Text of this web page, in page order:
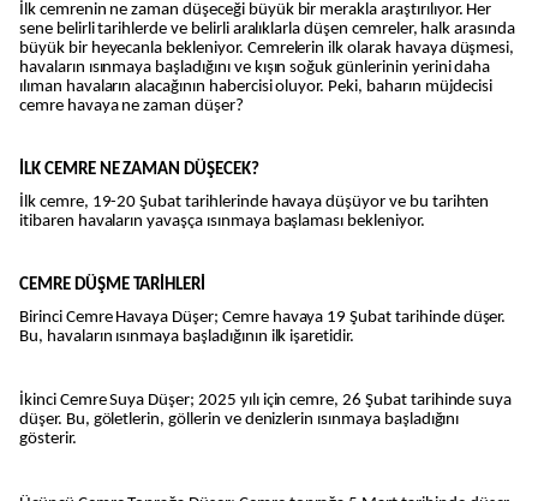
İlk cemrenin ne zaman düşeceği büyük bir merakla araştırılıyor. Her
sene belirli tarihlerde ve belirli aralıklarla düşen cemreler, halk arasında
büyük bir heyecanla bekleniyor. Cemrelerin ilk olarak havaya düşmesi,
havaların ısınmaya başladığını ve kışın soğuk günlerinin yerini daha
ılıman havaların alacağının habercisi oluyor. Peki, baharın müjdecisi
cemre havaya ne zaman düşer?
İLK CEMRE NE ZAMAN DÜŞECEK?
İlk cemre, 19-20 Şubat tarihlerinde havaya düşüyor ve bu tarihten
itibaren havaların yavaşça ısınmaya başlaması bekleniyor.
CEMRE DÜŞME TARİHLERİ
Birinci Cemre Havaya Düşer; Cemre havaya 19 Şubat tarihinde düşer.
Bu, havaların ısınmaya başladığının ilk işaretidir.
İkinci Cemre Suya Düşer; 2025 yılı için cemre, 26 Şubat tarihinde suya
düşer. Bu, göletlerin, göllerin ve denizlerin ısınmaya başladığını
gösterir.